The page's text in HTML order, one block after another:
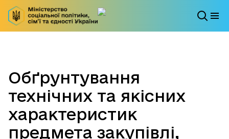
Обґрунтування
технічних та якісних
характеристик
предмета закупівлі,